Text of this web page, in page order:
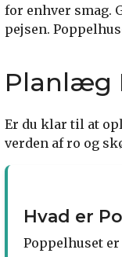
for enhver smag.
pejsen.
Planlæg
Er du klar til at
verden af ro og
Hvad er
Poppelhuset